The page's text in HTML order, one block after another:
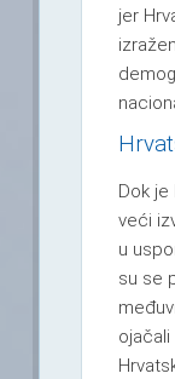
jer
Dok je
veći
u
su se
ojačali